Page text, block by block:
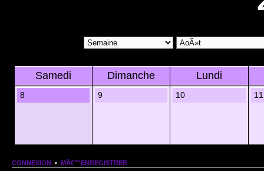
Samedi Dimanche Lundi
8 9 10 11
CONNEXION • MÂ€™ENREGISTRER